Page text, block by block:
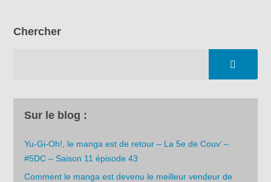
Chercher
Sur le blog :
Yu-Gi-Oh!, le manga est de retour – La 5e de Couv’ –
#5DC – Saison 11 épisode 43
Comment le manga est devenu le meilleur vendeur de